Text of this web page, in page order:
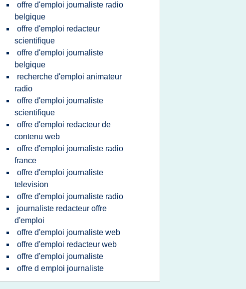
offre d'emploi journaliste radio
belgique
offre d'emploi redacteur
scientifique
offre d'emploi journaliste
belgique
recherche d'emploi animateur
radio
offre d'emploi journaliste
scientifique
offre d'emploi redacteur de
contenu web
offre d'emploi journaliste radio
france
offre d'emploi journaliste
television
offre d'emploi journaliste radio
journaliste redacteur offre
d'emploi
offre d'emploi journaliste web
offre d'emploi redacteur web
offre d'emploi journaliste
offre d emploi journaliste